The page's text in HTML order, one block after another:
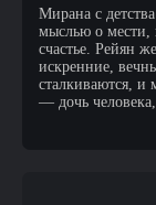
Мирана с
мыслью о мести,
счастье. Рейян
искренние,
сталкиваются,
— дочь